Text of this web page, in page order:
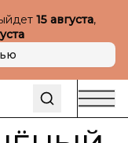
15 августа,